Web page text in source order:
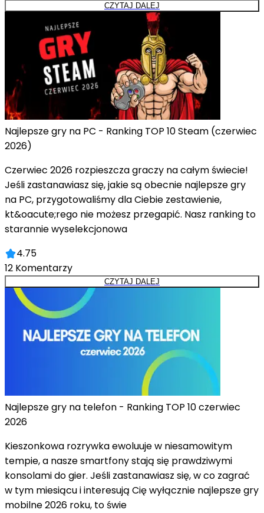
CZYTAJ DALEJ
Najlepsze gry na PC - Ranking TOP 10 Steam (czerwiec
2026)
Czerwiec 2026 rozpieszcza graczy na całym świecie!
Jeśli zastanawiasz się, jakie są obecnie najlepsze gry
na PC, przygotowaliśmy dla Ciebie zestawienie,
kt&oacute;rego nie możesz przegapić. Nasz ranking to
starannie wyselekcjonowa
4.75
12 Komentarzy
CZYTAJ DALEJ
Najlepsze gry na telefon - Ranking TOP 10 czerwiec
2026
Kieszonkowa rozrywka ewoluuje w niesamowitym
tempie, a nasze smartfony stają się prawdziwymi
konsolami do gier. Jeśli zastanawiasz się, w co zagrać
w tym miesiącu i interesują Cię wyłącznie najlepsze gry
mobilne 2026 roku, to świe